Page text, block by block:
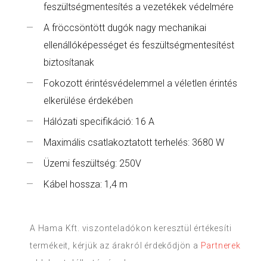
feszültségmentesítés a vezetékek védelmére
A fröccsöntött dugók nagy mechanikai
ellenállóképességet és feszültségmentesítést
biztosítanak
Fokozott érintésvédelemmel a véletlen érintés
elkerülése érdekében
Hálózati specifikáció: 16 A
Maximális csatlakoztatott terhelés: 3680 W
Üzemi feszültség: 250V
Kábel hossza: 1,4 m
A Hama Kft. viszonteladókon keresztül értékesíti
termékeit, kérjük az árakról érdekődjön a Partnerek